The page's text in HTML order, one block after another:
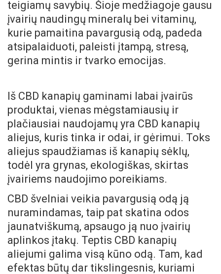
teigiamų savybių. Šioje medžiagoje gausu
įvairių naudingų mineralų bei vitaminų,
kurie pamaitina pavargusią odą, padeda
atsipalaiduoti, paleisti įtampą, stresą,
gerina mintis ir tvarko emocijas.
Iš CBD kanapių gaminami labai įvairūs
produktai, vienas mėgstamiausių ir
plačiausiai naudojamų yra CBD kanapių
aliejus, kuris tinka ir odai, ir gėrimui. Toks
aliejus spaudžiamas iš kanapių sėklų,
todėl yra grynas, ekologiškas, skirtas
įvairiems naudojimo poreikiams.
CBD švelniai veikia pavargusią odą ją
nuramindamas, taip pat skatina odos
jaunatviškumą, apsaugo ją nuo įvairių
aplinkos įtakų. Teptis CBD kanapių
aliejumi galima visą kūno odą. Tam, kad
efektas būtų dar tikslingesnis, kuriami